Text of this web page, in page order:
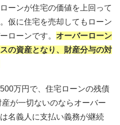
ーンが住宅の価値を上回って
仮に住宅を売却してもローン
ローンです。 オーバーローン
の資産となり、財産分与の対
万円で、住宅ローンの残債
が一切ないのならオーバー
名義人に支払い義務が継続